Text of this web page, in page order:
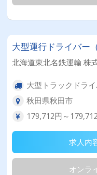
大型運行ドライバー
北海道東北名鉄運輸 株
大型トラックドラ
秋田県秋田市
179,712円～
求人内
オンラ